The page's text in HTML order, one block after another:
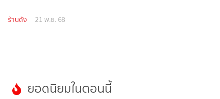
ร้านดัง 21 พ.ย. 68
ยอดนิยมในตอนนี้